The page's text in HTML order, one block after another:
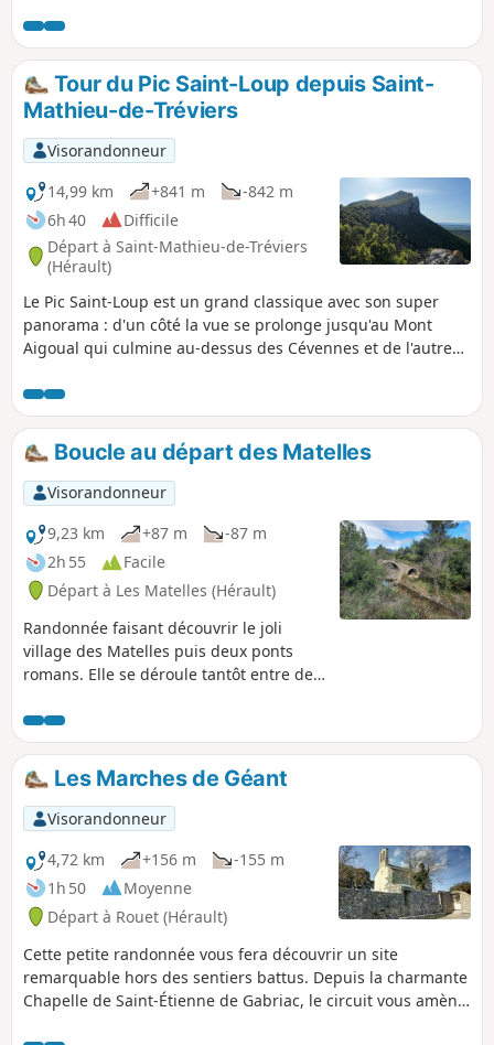
château en ruine de Montferrand. Au sommet, vue des
Alpes aux Pyrénées en passant par le Ventoux, les Cévennes
et la Méditerranée.
Tour du Pic Saint-Loup depuis Saint-
Mathieu-de-Tréviers
Visorandonneur
14,99 km
+841 m
-842 m
6h 40
Difficile
Départ à Saint-Mathieu-de-Tréviers
(Hérault)
Le Pic Saint-Loup est un grand classique avec son super
panorama : d'un côté la vue se prolonge jusqu'au Mont
Aigoual qui culmine au-dessus des Cévennes et de l'autre
de Saint-Mathieu-de-Tréviers, ce circuit démarre dans un
sens inversé ce qui permet d'être plus au calme et de bien
suivre la course du soleil. Certains passages vertigineux,
voir les avis
Boucle au départ des Matelles
Visorandonneur
9,23 km
+87 m
-87 m
2h 55
Facile
Départ à Les Matelles (Hérault)
Randonnée faisant découvrir le joli
village des Matelles puis deux ponts
romans. Elle se déroule tantôt entre des
À éviter l'été.
Les Marches de Géant
Visorandonneur
4,72 km
+156 m
-155 m
1h 50
Moyenne
Départ à Rouet (Hérault)
Cette petite randonnée vous fera découvrir un site
remarquable hors des sentiers battus. Depuis la charmante
Chapelle de Saint-Étienne de Gabriac, le circuit vous amène